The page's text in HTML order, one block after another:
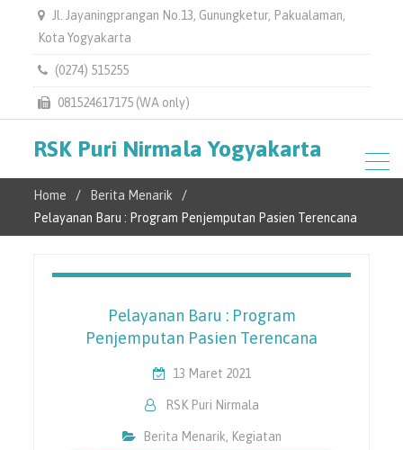
Jl. Jayaningprangan No.13, Gunungketur, Pakualaman,
Kota Yogyakarta
(0274) 515255
081524617175 (WA only)
RSK Puri Nirmala Yogyakarta
Home
Berita Menarik
Pelayanan Baru : Program Penjemputan Pasien Terencana
Pelayanan Baru : Program
Penjemputan Pasien Terencana
13 Maret 2021
RSK Puri Nirmala
Berita Menarik, Kegiatan